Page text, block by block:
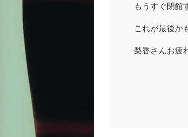
もうすぐ閉館
これが最後か
梨香さんお疲